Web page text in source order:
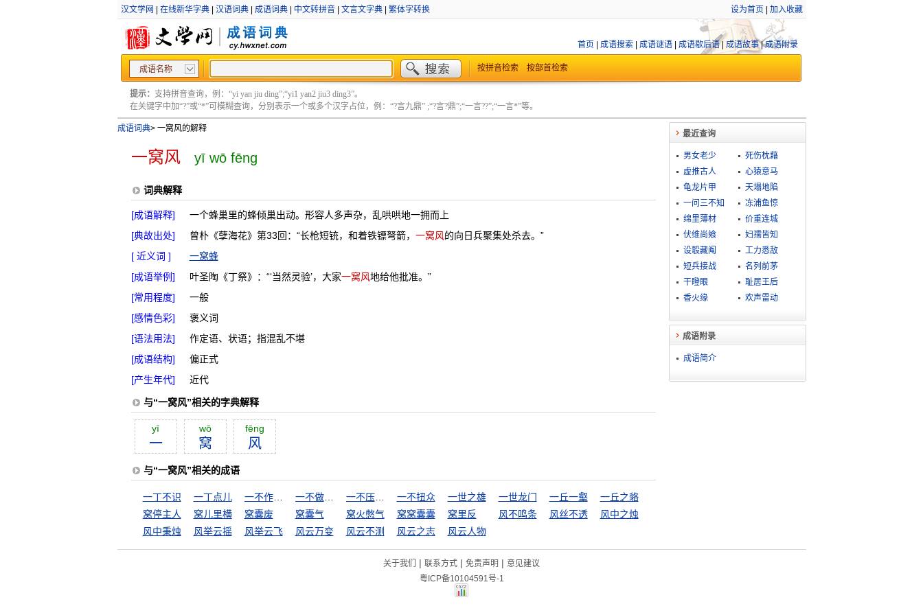
汉文学网 在线新华字典| 汉语词典| 成语词典| 中文转拼音| 文言文字典| 繁体字转换 设为首页 加入收藏
首页 成语搜索| 成语谜语| 成语歇后语| 成语故事|成语附录
成语名称 按拼音检索 按部首检索
提示： 支持拼音查询，例：“yi yan jiu ding”;“yi1 yan2 jiu3 ding3”。
在关键字中加“?”或“*”可模糊查询，分别表示一个或多个汉字占位，例：“?言九鼎” ;“?言?鼎”;“一言??”;“一言*”等。
成语词典>一窝风的解释
一窝风 yī wō fēng
词典解释
[成语解释]
一个蜂巢里的蜂倾巢出动。形容人多声杂，乱哄哄地一拥而上
[典故出处]
曾朴《孽海花》第33回：“长枪短铳，和着铁镖弩箭， 一窝风的向日兵聚集处杀去。”
[ 近义词 ]
一窝蜂
[成语举例]
叶圣陶《丁祭》：“‘当然灵验’，大家一窝风地给他批准。”
[常用程度]
一般
[感情色彩]
褒义词
[语法用法]
作定语、状语；指混乱不堪
[成语结构]
偏正式
[产生年代]
近代
与“一窝风”相关的字典解释
yī
一
wō
窝
fēng
风
与“一窝风”相关的成语
一丁不识 一丁点儿 一不作，二不休 一不做，二不休 一不压众，百不随一 一不扭众 一世之雄 一世龙门 一丘一壑
一丘之貉
窝停主人
窝儿里横 窝囊废 窝囊气 窝火憋气 窝窝囊囊 窝里反 风不鸣条 风丝不透
风中之烛
风中秉烛
风举云摇 风举云飞 风云万变 风云不测 风云之志 风云人物
最近查询
男女老少
死伤枕藉
虚推古人
心猿意马
龟龙片甲
天塌地陷
一问三不知
冻浦鱼惊
绵里薄材
价重连城
伏维尚飨
妇孺皆知
设彀藏阄
工力悉敌
短兵接战
名列前茅
干瞪眼
耻居王后
香火缘
欢声雷动
成语附录
成语简介
关于我们 | 联系方式 | 免责声明 | 意见建议
粤ICP备10104591号-1